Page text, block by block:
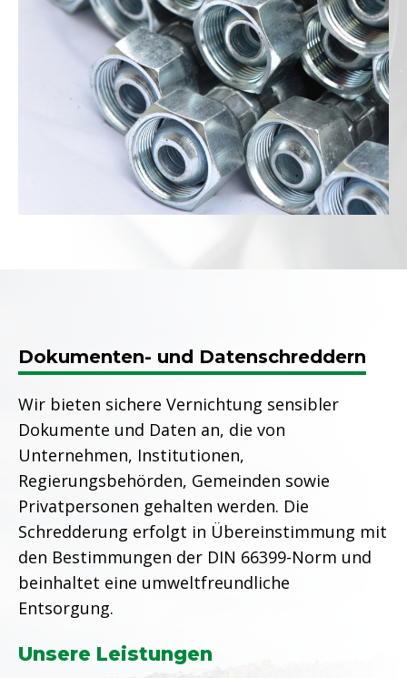
Dokumenten- und Datenschreddern
Wir bieten sichere Vernichtung sensibler
Dokumente und Daten an, die von
Unternehmen, Institutionen,
Regierungsbehörden, Gemeinden sowie
Privatpersonen gehalten werden. Die
Schredderung erfolgt in Übereinstimmung mit
den Bestimmungen der DIN 66399-Norm und
beinhaltet eine umweltfreundliche
Entsorgung.
Unsere Leistungen